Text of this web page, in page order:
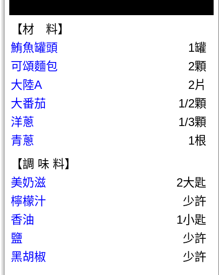
【材 料】
鮪魚罐頭
1罐
可頌麵包
2顆
大陸A
2片
大番茄
1/2顆
洋蔥
1/3顆
青蔥
1根
【調 味 料】
美奶滋
2大匙
檸檬汁
少許
香油
1小匙
鹽
少許
黑胡椒
少許